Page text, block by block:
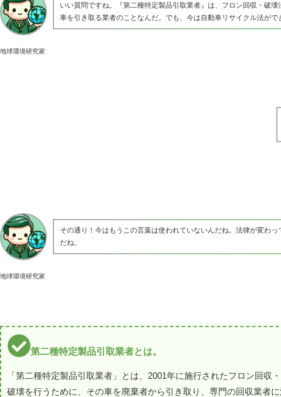
地球環境研究家
いい質問ですね。『第二種特定製品引取業者』は、フロン回収・破
車を引き取る業者のことなんだ。でも、今は自動車リサイクル法がで
地球環境研究家
その通り！今はもうこの言葉は使われていないんだね。法律が変わ
だね。
第二種特定製品引取業者とは。
「第二種特定製品引取業者」とは、2001年に施行されたフロン回
破壊を行うために、その車を廃棄者から引き取り、専門の回収業者